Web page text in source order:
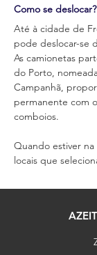
Como se deslocar?
Até à cidade de
pode deslocar-se
As camionetas
do Porto,
Campanhã,
permanente com
comboios.
Quando estiver
locais que